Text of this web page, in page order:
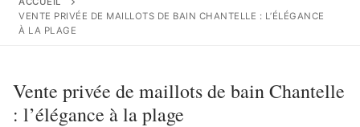
VENTE PRIVÉE DE MAILLOTS DE BAIN CHANTELLE : L’ÉLÉGANCE
À LA PLAGE
Vente privée de maillots de bain Chantelle
: l’élégance à la plage